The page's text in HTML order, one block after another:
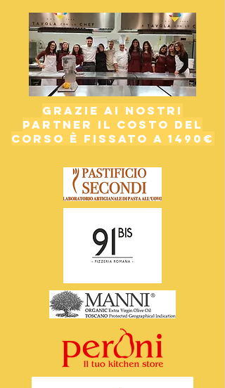
GRAZIE AI NOSTRI
PARTNER IL COSTO DEL
CORSO È FISSATO A 1490€